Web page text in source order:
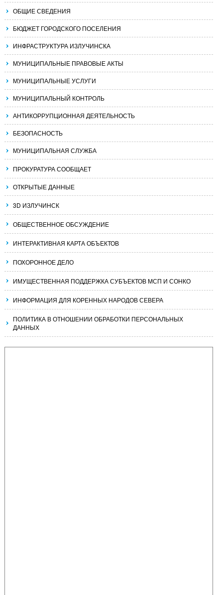
ОБЩИЕ СВЕДЕНИЯ
БЮДЖЕТ ГОРОДСКОГО ПОСЕЛЕНИЯ
ИНФРАСТРУКТУРА ИЗЛУЧИНСКА
МУНИЦИПАЛЬНЫЕ ПРАВОВЫЕ АКТЫ
МУНИЦИПАЛЬНЫЕ УСЛУГИ
МУНИЦИПАЛЬНЫЙ КОНТРОЛЬ
АНТИКОРРУПЦИОННАЯ ДЕЯТЕЛЬНОСТЬ
БЕЗОПАСНОСТЬ
МУНИЦИПАЛЬНАЯ СЛУЖБА
ПРОКУРАТУРА СООБЩАЕТ
ОТКРЫТЫЕ ДАННЫЕ
3D ИЗЛУЧИНСК
ОБЩЕСТВЕННОЕ ОБСУЖДЕНИЕ
ИНТЕРАКТИВНАЯ КАРТА ОБЪЕКТОВ
ПОХОРОННОЕ ДЕЛО
ИМУЩЕСТВЕННАЯ ПОДДЕРЖКА СУБЪЕКТОВ МСП И СОНКО
ИНФОРМАЦИЯ ДЛЯ КОРЕННЫХ НАРОДОВ СЕВЕРА
ПОЛИТИКА В ОТНОШЕНИИ ОБРАБОТКИ ПЕРСОНАЛЬНЫХ
ДАННЫХ